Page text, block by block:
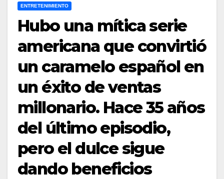
ENTRETENIMIENTO
Hubo una mítica serie
americana que convirtió
un caramelo español en
un éxito de ventas
millonario. Hace 35 años
del último episodio,
pero el dulce sigue
dando beneficios